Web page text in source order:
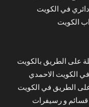
في الكويت
الكويت
على الطريق بالكويت
الكويت الاحمدي
الطريق في الكويت
و رسيفرات